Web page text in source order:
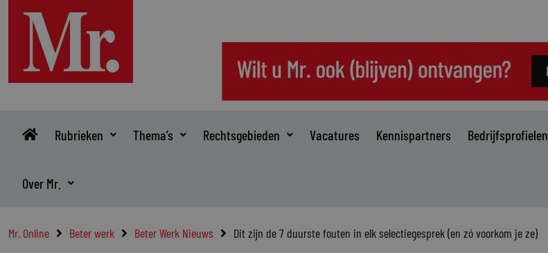
inhoud
Rubrieken Thema’s Rechtsgebieden Vacatures Kennispartners Bedrijfsprofielen
Over Mr.
Mr. Online Beter werk Beter Werk Nieuws Dit zijn de 7 duurste fouten in elk selectiegesprek (en zó voorkom je ze)